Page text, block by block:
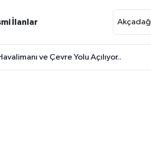
İlanlar Akçadağ
ve Çevre Yolu Açılıyor..